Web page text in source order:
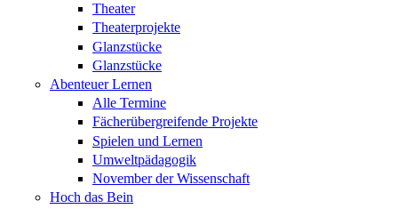
Theater
Theaterprojekte
Glanzstücke
Glanzstücke
Abenteuer Lernen
Alle Termine
Fächerübergreifende Projekte
Spielen und Lernen
Umweltpädagogik
November der Wissenschaft
Hoch das Bein